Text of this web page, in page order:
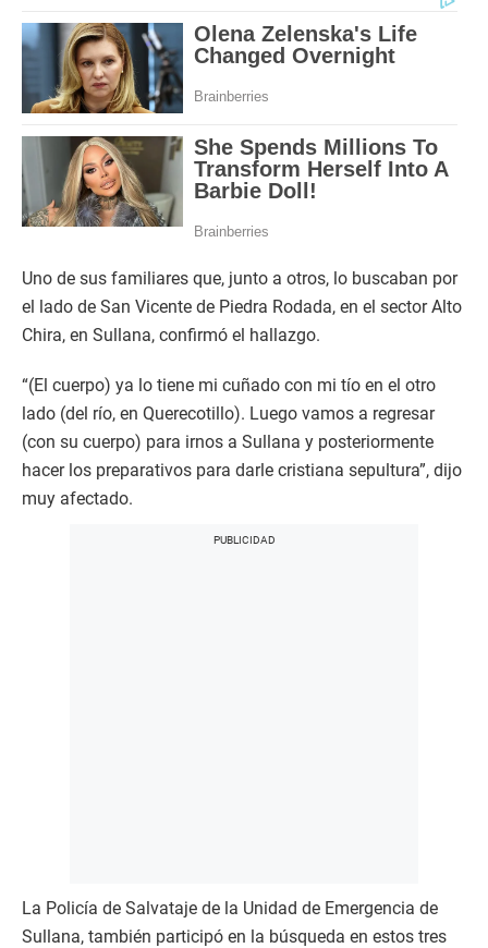
Uno de sus familiares que, junto a otros, lo buscaban por
el lado de San Vicente de Piedra Rodada, en el sector Alto
Chira, en Sullana, confirmó el hallazgo.
“(El cuerpo) ya lo tiene mi cuñado con mi tío en el otro
lado (del río, en Querecotillo). Luego vamos a regresar
(con su cuerpo) para irnos a Sullana y posteriormente
hacer los preparativos para darle cristiana sepultura”, dijo
muy afectado.
La Policía de Salvataje de la Unidad de Emergencia de
Sullana, también participó en la búsqueda en estos tres